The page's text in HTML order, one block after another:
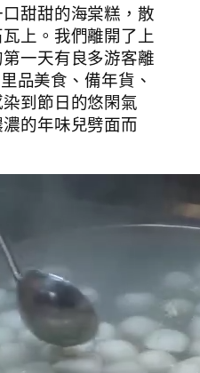
甜甜的海棠糕，散
上。我們離開了上
一天有良多游客離
品美食、備年貨、
到節日的悠閑氣
的年味兒劈面而